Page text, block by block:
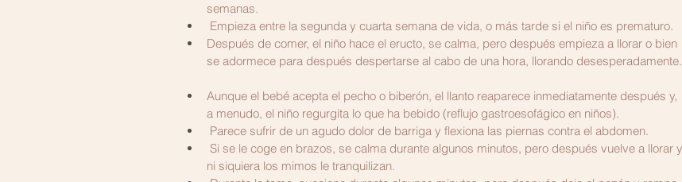
semanas.
Empieza entre la segunda y cuarta semana de vida, o más tarde si el niño es prematuro.
Después de comer, el niño hace el eructo, se calma, pero después empieza a llorar o bien
se adormece para después despertarse al cabo de una hora, llorando desesperadamente.
Aunque el bebé acepta el pecho o biberón, el llanto reaparece inmediatamente después y,
a menudo, el niño re​gurgita lo que ha bebido (reflujo gastroesofágico en niños).
Parece sufrir de un agudo dolor de barriga y flexiona las piernas contra el abdomen.
ni siquiera los mimos le tranquilizan.